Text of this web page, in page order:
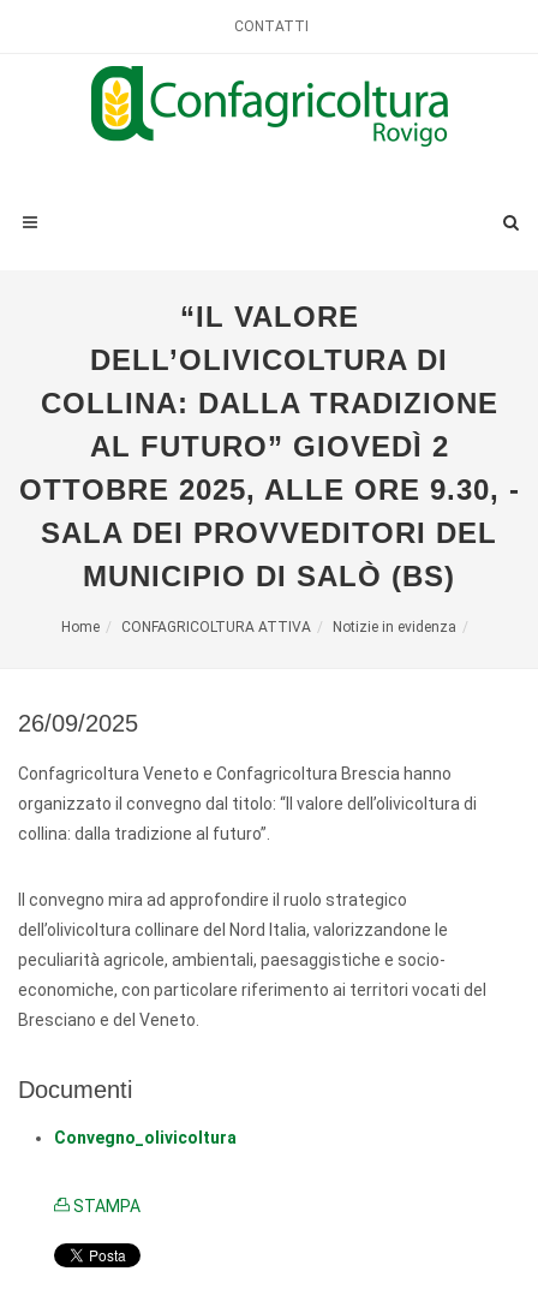
CONTATTI
“IL VALORE
DELL’OLIVICOLTURA DI
COLLINA: DALLA TRADIZIONE
AL FUTURO” GIOVEDÌ 2
OTTOBRE 2025, ALLE ORE 9.30, -
SALA DEI PROVVEDITORI DEL
MUNICIPIO DI SALÒ (BS)
Home CONFAGRICOLTURA ATTIVA Notizie in evidenza
26/09/2025
Confagricoltura Veneto e Confagricoltura Brescia hanno
organizzato il convegno dal titolo: “Il valore dell’olivicoltura di
collina: dalla tradizione al futuro”.
Il convegno mira ad approfondire il ruolo strategico
dell’olivicoltura collinare del Nord Italia, valorizzandone le
peculiarità agricole, ambientali, paesaggistiche e socio-
economiche, con particolare riferimento ai territori vocati del
Bresciano e del Veneto.
Documenti
Convegno_olivicoltura
STAMPA